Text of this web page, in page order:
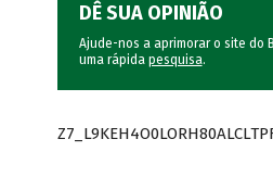
DÊ SUA OPINIÃO
Ajude-nos a aprimorar o site do
uma rápida pesquisa.